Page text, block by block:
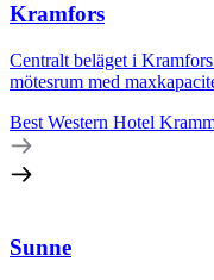
Kramfors
Centralt beläget i
mötesrum med
Best Western Hotel
Sunne